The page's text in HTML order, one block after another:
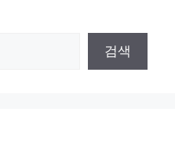
검색